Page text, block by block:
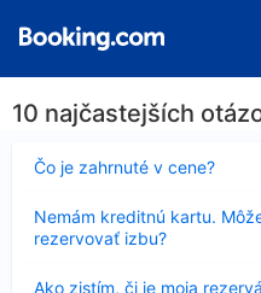
10 najčastejších
Čo je zahrnuté v cene?
Nezobrazuje
sa
Nemám kreditnú kartu.
rezervovať izbu?
sa
Ako zistím, či je moja